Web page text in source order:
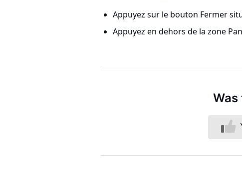
Appuyez sur le bouton Fermer
Appuyez en dehors de la zone
Was